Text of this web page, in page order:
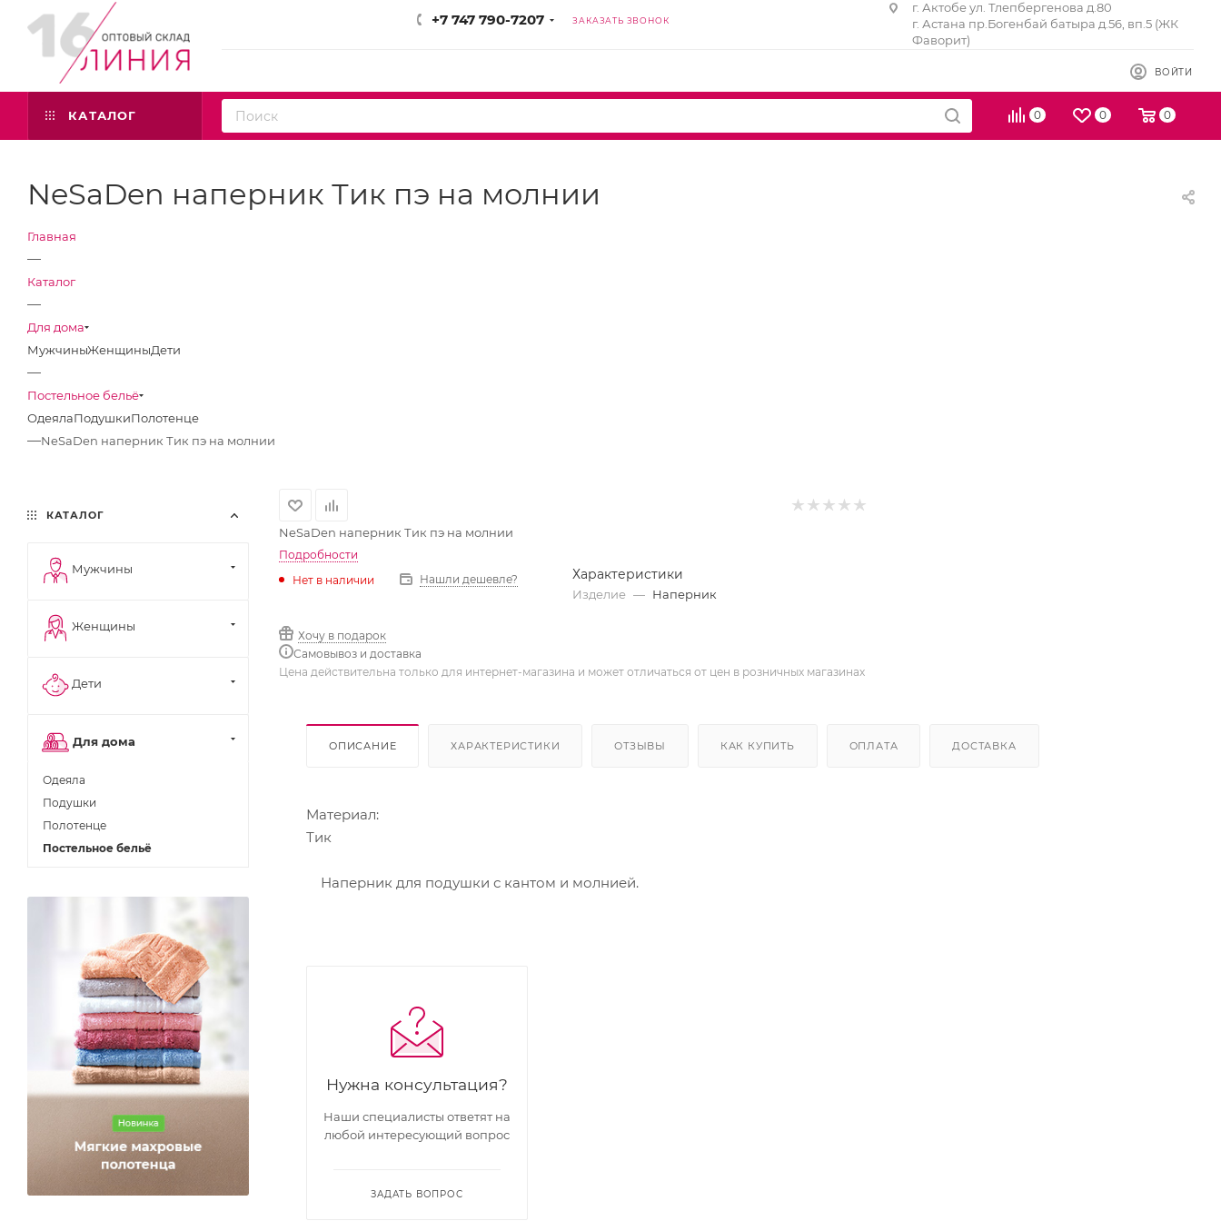
+7 747 790-7207 ЗАКАЗАТЬ ЗВОНОК
г. Актобе ул. Тлепбергенова д.80
г. Астана пр.Богенбай батыра д.56, вп.5 (ЖК
Фаворит)
ВОЙТИ
0 0 0
КАТАЛОГ
NeSaDen наперник Тик пэ на молнии
Главная
—
Каталог
—
Для дома
МужчиныЖенщиныДети
—
Постельное бельё
ОдеялаПодушкиПолотенце
—NeSaDen наперник Тик пэ на молнии
NeSaDen наперник Тик пэ на молнии
Подробности
Нет в наличии
Нашли дешевле?
Хочу в подарок
Самовывоз и доставка
Характеристики
Изделие — Наперник
Цена действительна только для интернет-магазина и может отличаться от цен в розничных магазинах
ОПИСАНИЕ ХАРАКТЕРИСТИКИ ОТЗЫВЫ КАК КУПИТЬ ОПЛАТА ДОСТАВКА
Материал:
Тик
Наперник для подушки с кантом и молнией.
Нужна консультация?
Наши специалисты ответят на
любой интересующий вопрос
ЗАДАТЬ ВОПРОС
КАТАЛОГ
Мужчины
Женщины
Дети
Для дома
Одеяла
Подушки
Полотенце
Постельное бельё